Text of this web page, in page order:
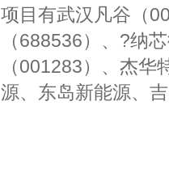
项目有武汉凡谷（
（688536）、?纳
（001283）、杰
源、东岛新能源、